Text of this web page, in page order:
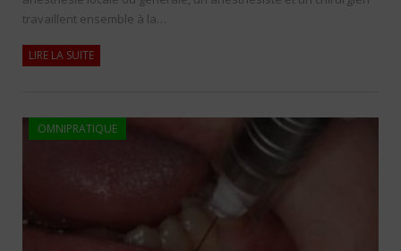
travaillent ensemble à la…
LIRE LA SUITE
OMNIPRATIQUE